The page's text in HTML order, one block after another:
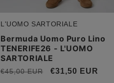
Produttore:
L'UOMO SARTORIALE
Bermuda Uomo Puro Lino
TENERIFE26 - L'UOMO
SARTORIALE
Prezzo
€45,00 EUR
Prezzo
€31,50 EUR